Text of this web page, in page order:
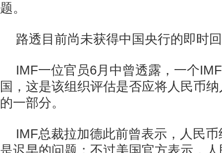
题。
路透目前尚未获得中国央行的即时
IMF一位官员6月中曾透露，一个
国，这是该组织评估是否应将人民币
的一部分。
IMF总裁拉加德此前曾表示，人民
是迟早的问题；不过美国官方表示，